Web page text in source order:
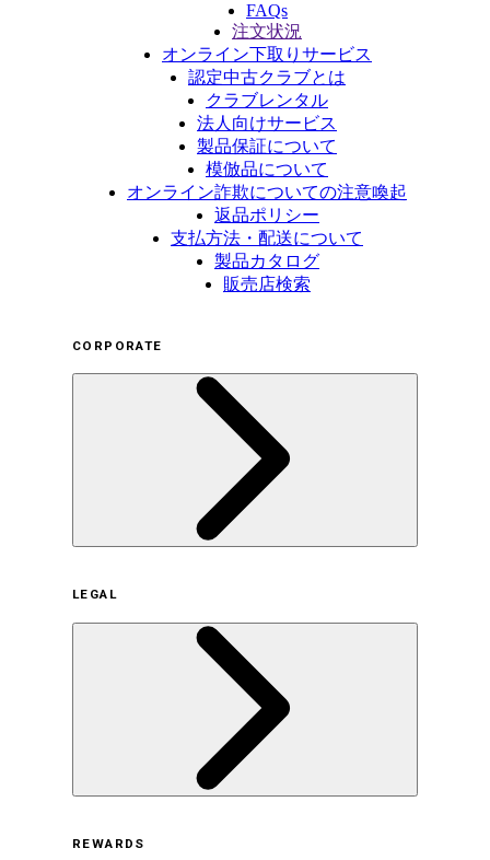
FAQs
注文状況
オンライン下取りサービス
認定中古クラブとは
クラブレンタル
法人向けサービス
製品保証について
模倣品について
オンライン詐欺についての注意喚起
返品ポリシー
支払方法・配送について
製品カタログ
販売店検索
CORPORATE
サステナビリティの取り組み（日本）
サステナビリティの取り組み（米国/英語）
ヒストリー
採用情報
LEGAL
REWARDS